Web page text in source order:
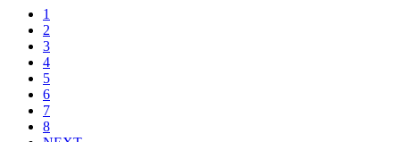
1
2
3
4
5
6
7
8